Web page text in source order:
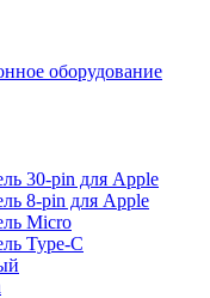
оборудование
30-pin для Apple
8-pin для Apple
Micro
Type-C